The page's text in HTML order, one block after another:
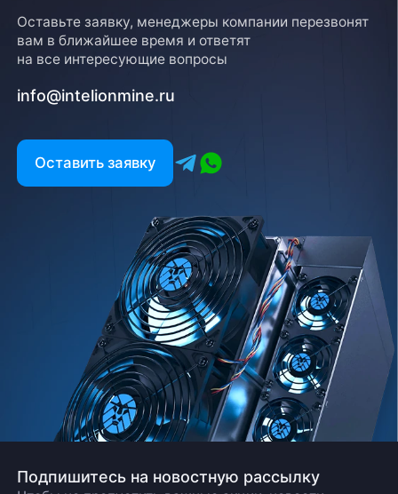
Оставьте заявку, менеджеры компании перезвонят
вам в ближайшее время и ответят
на все интересующие вопросы
info@intelionmine.ru
Оставить заявку
Подпишитесь на новостную рассылку